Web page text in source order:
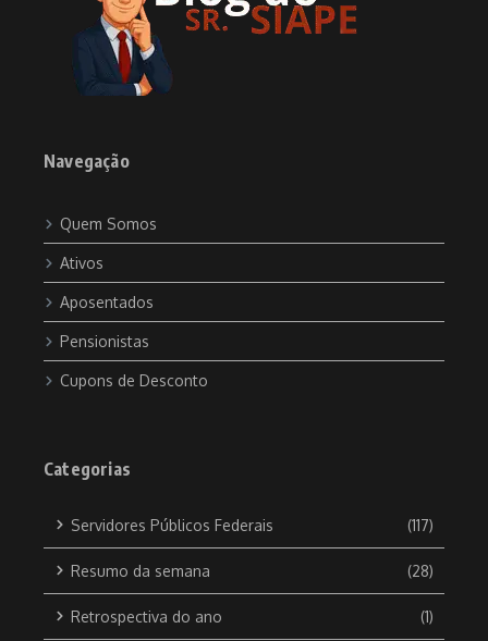
Navegação
Quem Somos
Ativos
Aposentados
Pensionistas
Cupons de Desconto
Categorias
Servidores Públicos Federais (117)
Resumo da semana (28)
Retrospectiva do ano (1)